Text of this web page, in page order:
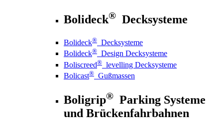
Bolideck® Decksysteme
Bolideck® Decksysteme
Bolideck® Design Decksysteme
Boliscreed® levelling Decksysteme
Bolicast® Gußmassen
Boligrip® Parking Systeme
und Brückenfahrbahnen